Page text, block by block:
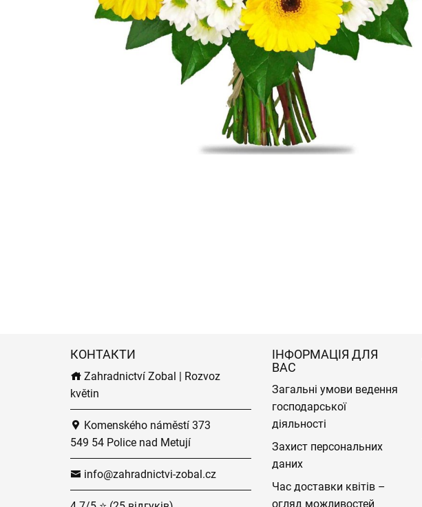
КОНТАКТИ
Zahradnictví Zobal | Rozvoz
květin
Komenského náměstí 373
549 54 Police nad Metují
info@zahradnictvi-zobal.cz
ІНФОРМАЦІЯ ДЛЯ
ВАС
Загальні умови ведення
господарської
діяльності
Захист персональних
даних
Час доставки квітів –
огляд можливостей